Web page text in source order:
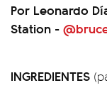
Por Leonardo
Station -
INGREDIENTES